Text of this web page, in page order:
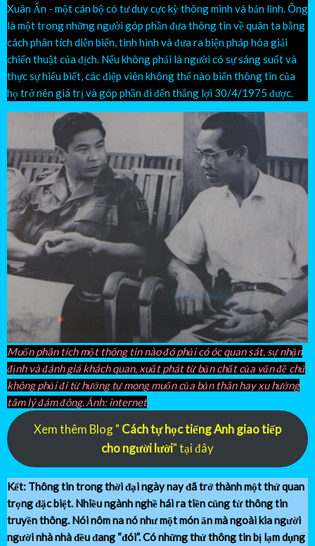
Xuân Ẩn - một cán bộ có tư duy cực kỳ thông minh và bản lĩnh. Ông
là một trong những người góp phần đưa thông tin về quân ta bằng
cách phân tích diễn biến, tình hình và đưa ra biện pháp hóa giải
chiến thuật của địch. Nếu không phải là người có sự sáng suốt và
thực sự hiểu biết, các điệp viên không thể nào biến thông tin của
họ trở nên giá trị và góp phần đi đến thắng lợi 30/4/1975 được.
Muốn phân tích một thông tin nào đó phải có óc quan sát, sự nhận
định và đánh giá khách quan, xuất phát từ bản chất của vấn đề chứ
không phải đi từ hướng tự mong muốn của bản thân hay xu hướng
tâm lý đám đông. Ảnh: internet
Xem thêm Blog " Cách tự học tiếng Anh giao tiếp
cho người lười" tại đây
Kết: Thông tin trong thời đại ngày nay đã trở thành một thứ quan
trọng đặc biệt. Nhiều ngành nghề hái ra tiền cũng từ thông tin
truyền thông. Nói nôm na nó như một món ăn mà ngoài kia người
người nhà nhà đều đang “đói”. Có những thứ thông tin bị lạm dụng